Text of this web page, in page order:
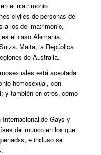
el matrimonio
civiles de personas del
a los del matrimonio,
el caso Alemania,
Malta, la República
de Australia.
está aceptada
homosexual, con
y también en otros, como
de Gays y
del mundo en los que
e incluso se